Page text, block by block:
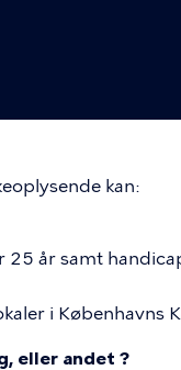
kan:
år samt
i Københavns
eller andet ?